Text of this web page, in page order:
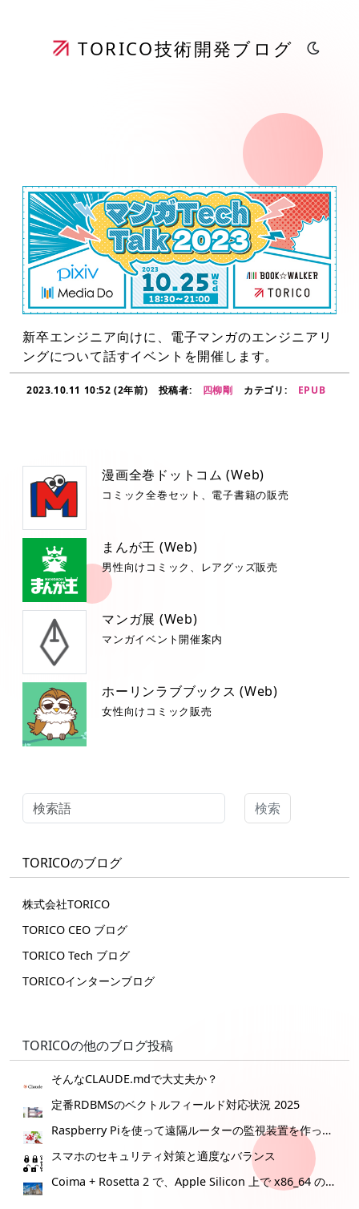
TORICO技術開発ブログ
新卒エンジニア向けに、電子マンガのエンジニアリ
ングについて話すイベントを開催します。
2023.10.11 10:52 (2年前) 投稿者: 四柳剛 カテゴリ: EPUB
漫画全巻ドットコム (Web)
コミック全巻セット、電子書籍の販売
まんが王 (Web)
男性向けコミック、レアグッズ販売
マンガ展 (Web)
マンガイベント開催案内
ホーリンラブブックス (Web)
女性向けコミック販売
検索
TORICOのブログ
株式会社TORICO
TORICO CEO ブログ
TORICO Tech ブログ
TORICOインターンブログ
TORICOの他のブログ投稿
そんなCLAUDE.mdで大丈夫か？
定番RDBMSのベクトルフィールド対応状況 2025
Raspberry Piを使って遠隔ルーターの監視装置を作ってみた。
スマホのセキュリティ対策と適度なバランス
Coima + Rosetta 2 で、Apple Silicon 上で x86_64 の Docker イメージをビルドする (Docker desktop やめる)